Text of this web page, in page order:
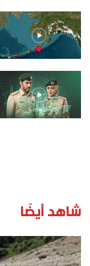
شاهد أيضًا